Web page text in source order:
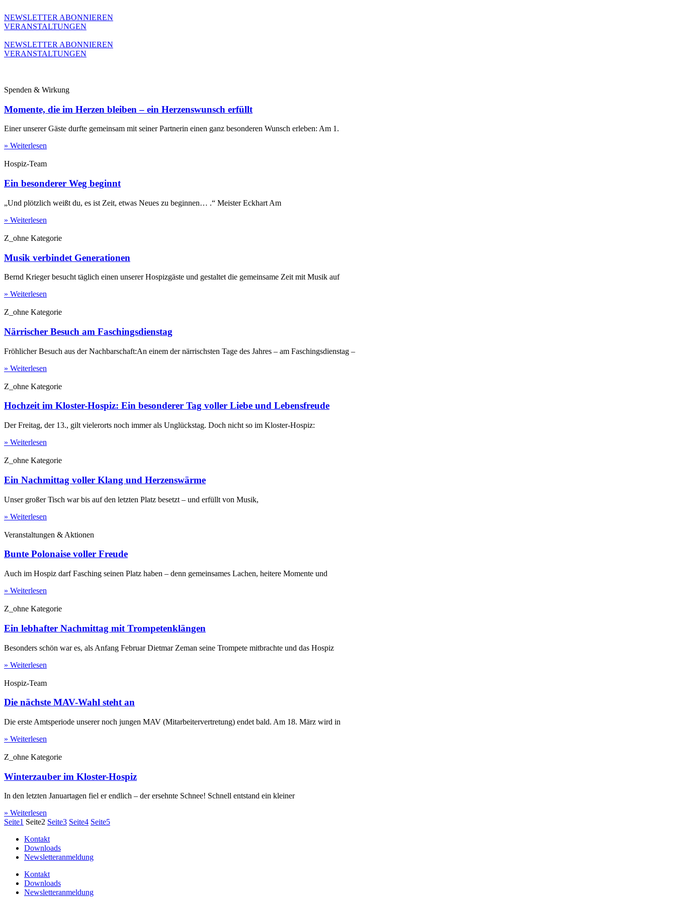
Inhalt
wechseln
NEWSLETTER ABONNIEREN
VERANSTALTUNGEN
NEWSLETTER ABONNIEREN
VERANSTALTUNGEN
Spenden & Wirkung
Momente, die im Herzen bleiben – ein Herzenswunsch erfüllt
Einer unserer Gäste durfte gemeinsam mit seiner Partnerin einen ganz besonderen Wunsch erleben: Am 1.
» Weiterlesen
Hospiz-Team
Ein besonderer Weg beginnt
„Und plötzlich weißt du, es ist Zeit, etwas Neues zu beginnen… .“ Meister Eckhart Am
» Weiterlesen
Z_ohne Kategorie
Musik verbindet Generationen
Bernd Krieger besucht täglich einen unserer Hospizgäste und gestaltet die gemeinsame Zeit mit Musik auf
» Weiterlesen
Z_ohne Kategorie
Närrischer Besuch am Faschingsdienstag
Fröhlicher Besuch aus der Nachbarschaft:An einem der närrischsten Tage des Jahres – am Faschingsdienstag –
» Weiterlesen
Z_ohne Kategorie
Hochzeit im Kloster-Hospiz: Ein besonderer Tag voller Liebe und Lebensfreude
Der Freitag, der 13., gilt vielerorts noch immer als Unglückstag. Doch nicht so im Kloster-Hospiz:
» Weiterlesen
Z_ohne Kategorie
Ein Nachmittag voller Klang und Herzenswärme
Unser großer Tisch war bis auf den letzten Platz besetzt – und erfüllt von Musik,
» Weiterlesen
Veranstaltungen & Aktionen
Bunte Polonaise voller Freude
Auch im Hospiz darf Fasching seinen Platz haben – denn gemeinsames Lachen, heitere Momente und
» Weiterlesen
Z_ohne Kategorie
Ein lebhafter Nachmittag mit Trompetenklängen
Besonders schön war es, als Anfang Februar Dietmar Zeman seine Trompete mitbrachte und das Hospiz
» Weiterlesen
Hospiz-Team
Die nächste MAV-Wahl steht an
Die erste Amtsperiode unserer noch jungen MAV (Mitarbeitervertretung) endet bald. Am 18. März wird in
» Weiterlesen
Z_ohne Kategorie
Winterzauber im Kloster-Hospiz
In den letzten Januartagen fiel er endlich – der ersehnte Schnee! Schnell entstand ein kleiner
» Weiterlesen
Seite1 Seite2 Seite3 Seite4 Seite5
Kontakt
Downloads
Newsletteranmeldung
Kontakt
Downloads
Newsletteranmeldung